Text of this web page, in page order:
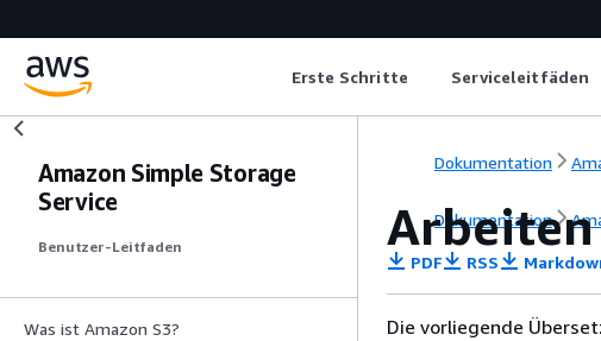
Erste Schritte Serviceleitfäden
Amazon Simple Storage
Service
Benutzer-Leitfaden
Was ist Amazon S3?
Dokumentation
Dokumentation
PDF RSS
Die vorliegende